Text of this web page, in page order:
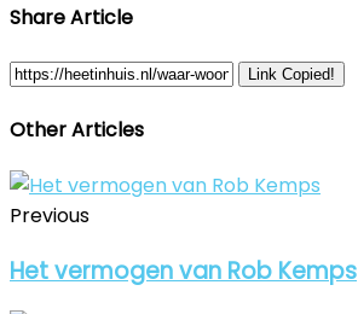
Share Article
Link Copied!
Other Articles
Previous
Het vermogen van Rob Kemps